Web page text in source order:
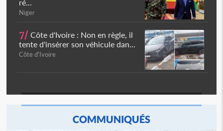
ré...
Niger
7/ Côte d'Ivoire : Non en règle, il
tente d'insérer son véhicule dan...
Côte d'Ivoire
COMMUNIQUÉS